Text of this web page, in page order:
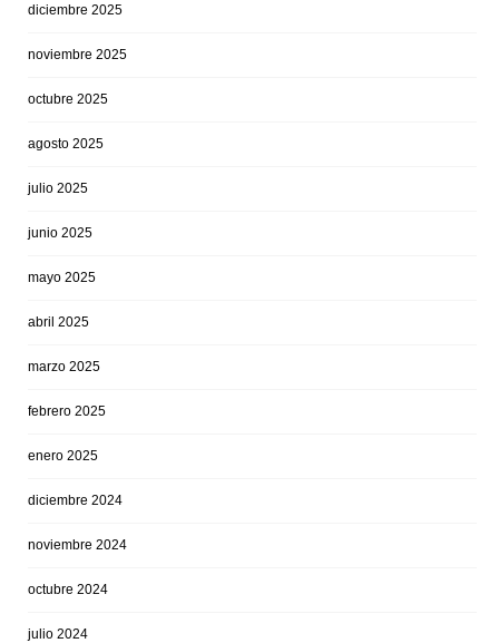
diciembre 2025
noviembre 2025
octubre 2025
agosto 2025
julio 2025
junio 2025
mayo 2025
abril 2025
marzo 2025
febrero 2025
enero 2025
diciembre 2024
noviembre 2024
octubre 2024
julio 2024